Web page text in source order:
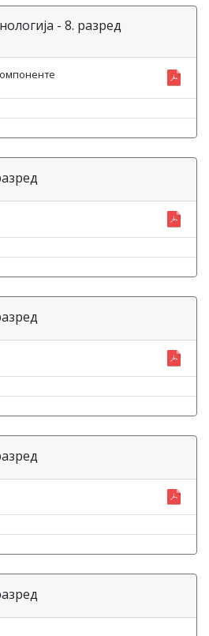
- 8. разред